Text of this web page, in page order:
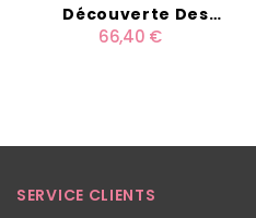
Découverte Des
Terroirs
66,40 €
SERVICE CLIENTS